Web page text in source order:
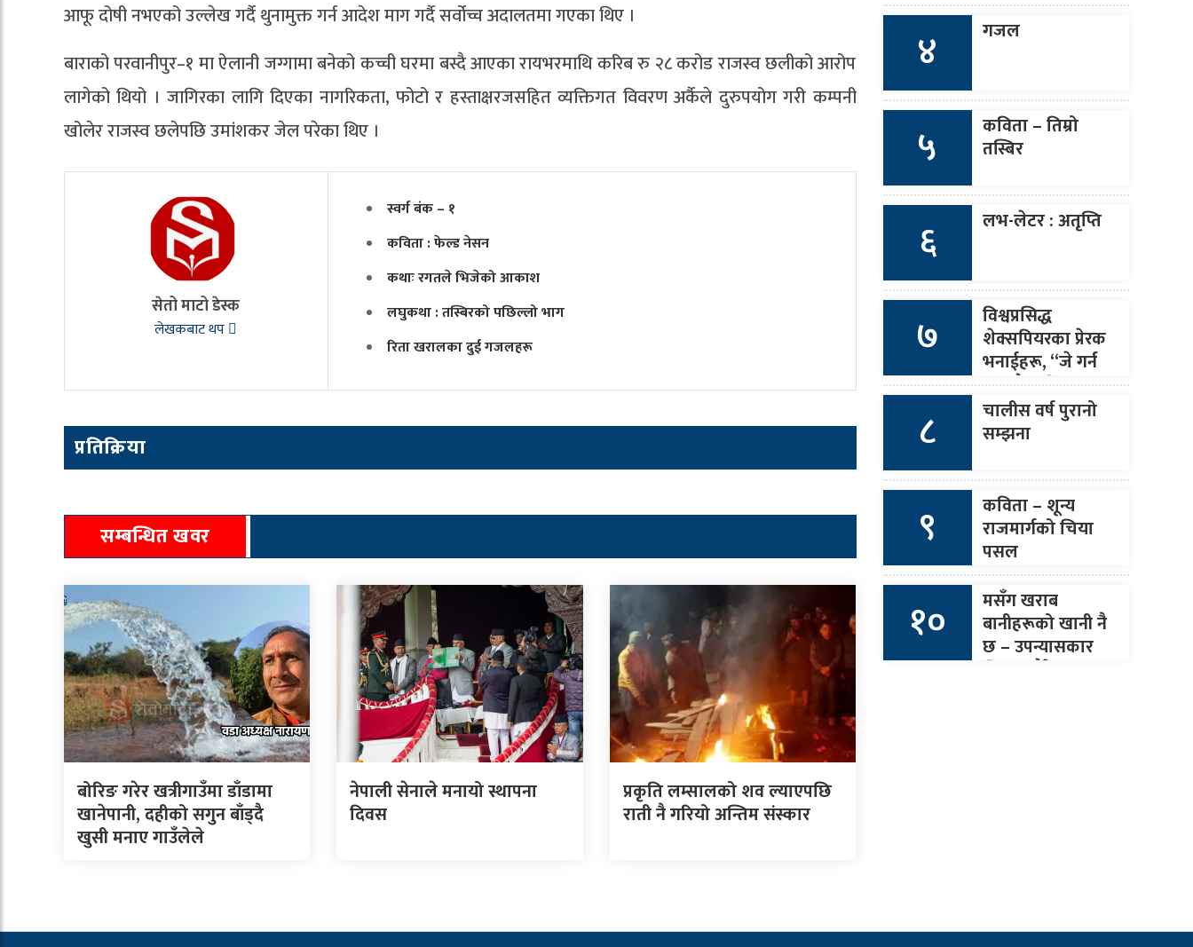
आफू दोषी नभएको उल्लेख गर्दै थुनामुक्त गर्न आदेश माग गर्दै सर्वोच्च अदालतमा गएका थिए ।
बाराको परवानीपुर–१ मा ऐलानी जग्गामा बनेको कच्ची घरमा बस्दै आएका रायभरमाथि करिब रु २८ करोड राजस्व छलीको आरोप
लागेको थियो । जागिरका लागि दिएका नागरिकता, फोटो र हस्ताक्षरजसहित व्यक्तिगत विवरण अर्कैले दुरुपयोग गरी कम्पनी
खोलेर राजस्व छलेपछि उमांशकर जेल परेका थिए ।
सेतो माटो डेस्क
लेखकबाट थप
स्वर्ग बंक – १
कविता : फेल्ड नेसन
कथाः रगतले भिजेको आकाश
लघुकथा : तस्बिरको पछिल्लो भाग
रिता खरालका दुई गजलहरू
प्रतिक्रिया
सम्बन्धित खवर
बोरिङ गरेर खत्रीगाउँमा डाँडामा
खानेपानी, दहीको सगुन बाँड्दै
खुसी मनाए गाउँलेले
नेपाली सेनाले मनायो स्थापना
दिवस
प्रकृति लम्सालको शव ल्याएपछि
राती नै गरियो अन्तिम संस्कार
४ गजल
५ कविता – तिम्रो
तस्बिर
६ लभ-लेटर : अतृप्ति
७ विश्वप्रसिद्ध
शेक्सपियरका प्रेरक
भनाईहरू, “जे गर्न
सक्छौ त्यति मात्र
बोल र जे बोल्छौ
त्यही गर ।”
८ चालीस वर्ष पुरानो
सम्झना
९ कविता – शून्य
राजमार्गको चिया
पसल
१० मसँग खराब
बानीहरूको खानी नै
छ – उपन्यासकार
जिएस पौडेल